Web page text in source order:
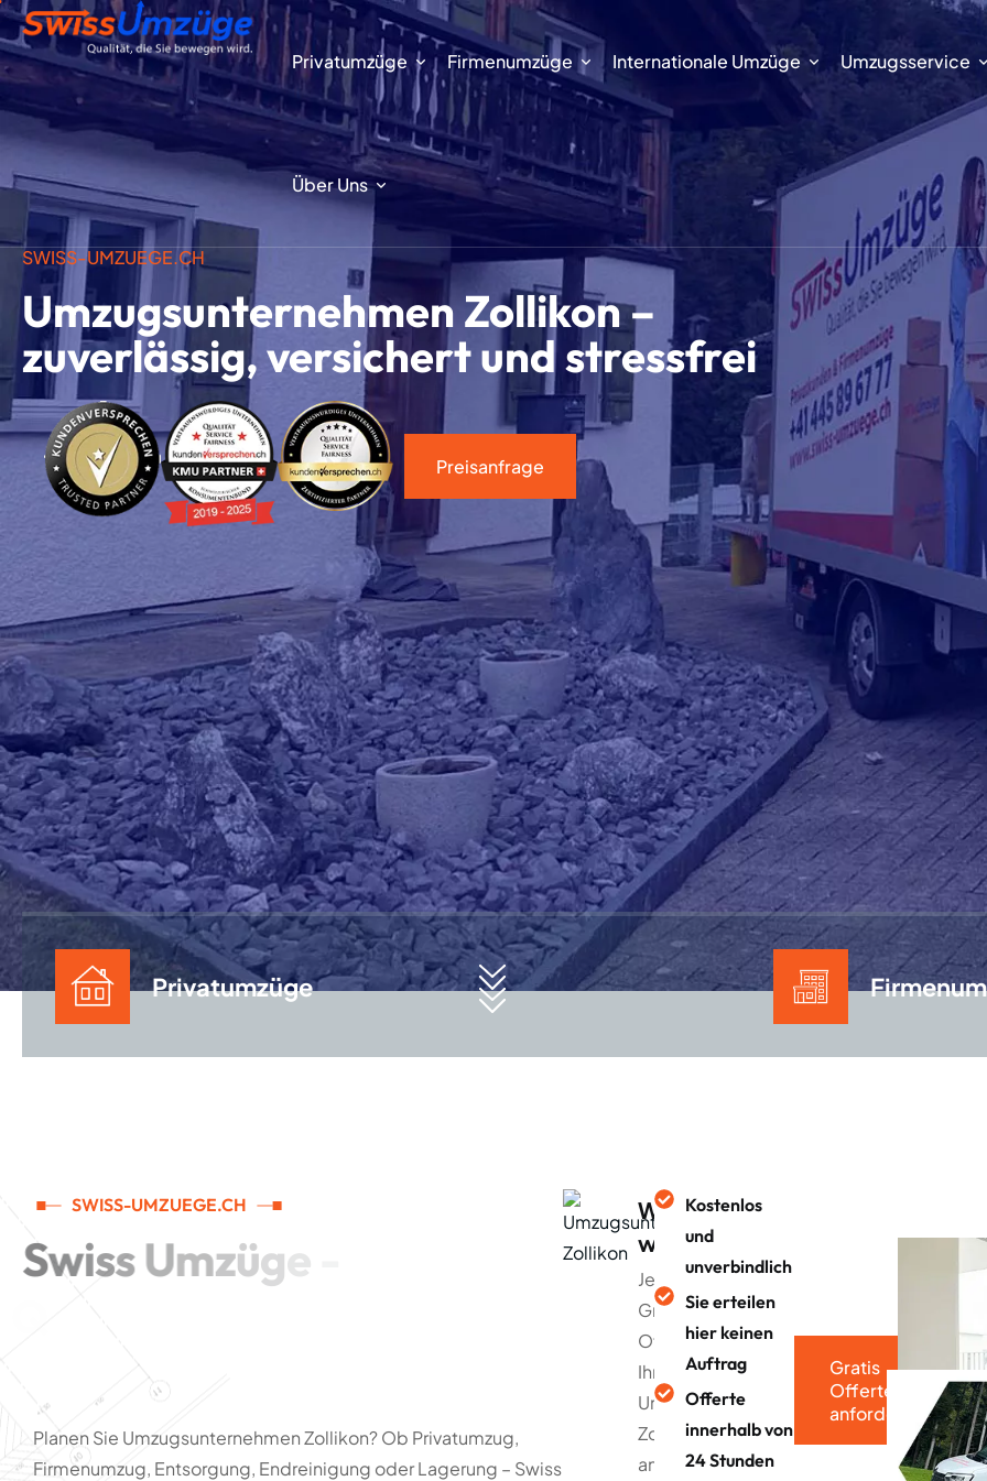
Privatumzüge Firmenumzüge Internationale Umzüge Umzugsservice
Über Uns
SWISS-UMZUEGE.CH
Umzugsunternehmen Zollikon –
zuverlässig, versichert und stressfrei
Preisanfrage
Privatumzüge
SWISS-UMZUEGE.CH
SwissUmzüge
eg
Planen Sie Umzugsunternehmen Zollikon? Ob Privatumzug,
Firmenumzug, Entsorgung, Endreinigung oder Lagerung – Swiss
Warum
warten?
Jetzt
Gratis
Offerte für
Ihren
Umzug in
Zollikon
anfordern
Kostenlos
und
unverbindlich
Sie erteilen
hier keinen
Auftrag
Offerte
innerhalb von
24 Stunden
Gratis
Offerte
anfordern